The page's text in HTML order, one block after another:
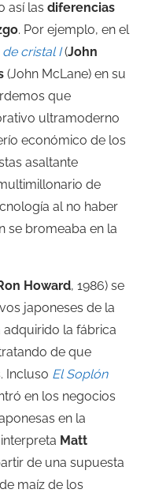
así las diferencias
. Por ejemplo, en el
cristal I(John
(John McLane) en su
que
ultramoderno
económico de los
asaltante
de
al no haber
se bromeaba en la
Howard, 1986) se
japoneses de la
adquirido la fábrica
de que
Incluso El Soplón
en los negocios
en la
Matt
de una supuesta
maíz de los